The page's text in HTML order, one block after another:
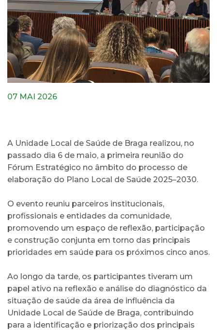
07 MAI 2026
A Unidade Local de Saúde de Braga realizou, no
passado dia 6 de maio, a primeira reunião do
Fórum Estratégico no âmbito do processo de
elaboração do Plano Local de Saúde 2025–2030.
O evento reuniu parceiros institucionais,
profissionais e entidades da comunidade,
promovendo um espaço de reflexão, participação
e construção conjunta em torno das principais
prioridades em saúde para os próximos cinco anos.
Ao longo da tarde, os participantes tiveram um
papel ativo na reflexão e análise do diagnóstico da
situação de saúde da área de influência da
Unidade Local de Saúde de Braga, contribuindo
para a identificação e priorização dos principais